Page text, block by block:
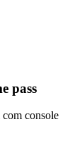
pass
console